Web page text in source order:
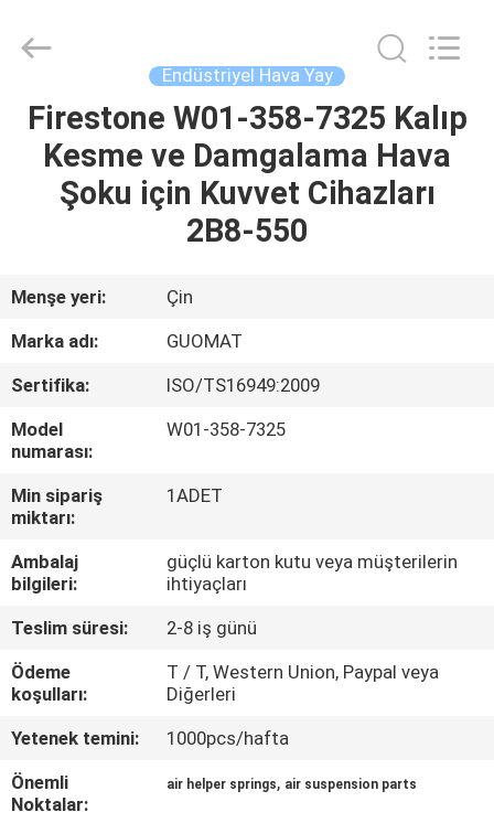
EV
ÜRÜN:%
HAKKIMIZDA
TURU
KONTROL
BIZIMLE
ILETIŞIME
GEÇIN
BIR
TEKLIF
ISTEĞI
Rights
Reserved.
Endüstriyel Hava Yay
Firestone W01-358-7325 Kalıp
Kesme ve Damgalama Hava
Şoku için Kuvvet Cihazları
2B8-550
Menşe yeri:
Çin
Marka adı:
GUOMAT
Sertifika:
ISO/TS16949:2009
Model
numarası:
W01-358-7325
Min sipariş
miktarı:
1ADET
Ambalaj
bilgileri:
güçlü karton kutu veya müşterilerin
ihtiyaçları
Teslim süresi:
2-8 iş günü
Ödeme
koşulları:
T / T, Western Union, Paypal veya
Diğerleri
Yetenek temini:
1000pcs/hafta
Önemli
Noktalar:
air helper springs, air suspension parts